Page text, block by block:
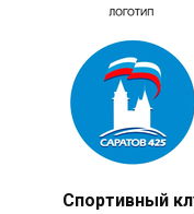
Спортивный